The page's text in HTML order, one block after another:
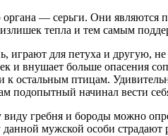
органа — серьги. Они
тепла и тем самым
играют для петуха и другую,
и внушает больше опасения
к остальным птицам.
подопытный начинал вести
гребня и бороды можно
мужской особи